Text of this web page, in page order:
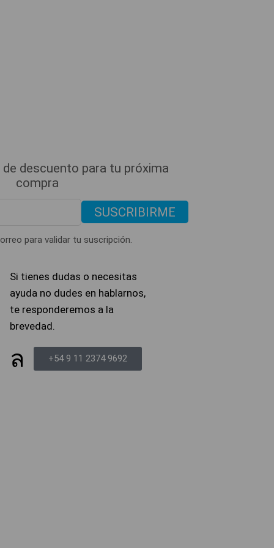
descuento para tu próxima
compra
SUSCRIBIRME
para validar tu suscripción.
Si tienes dudas o necesitas
ayuda no dudes en hablarnos,
te responderemos a la
brevedad.
+54 9 11 2374 9692